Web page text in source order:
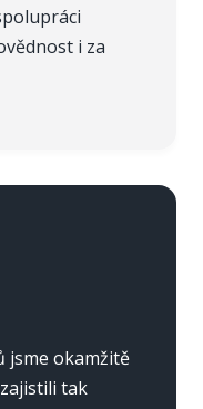
i za
jsme okamžitě
tak